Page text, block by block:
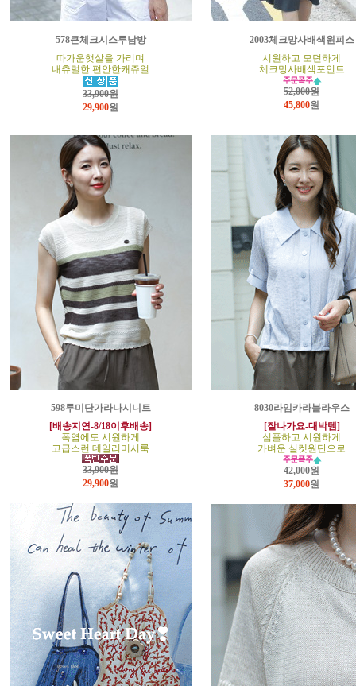
578큰체크시스루남방
따가운햇살을 가리며
내츄럴한 편안한캐쥬얼
33,900원
29,900원
2003체크망사배색원피스
시원하고 모던하게
체크망사배색포인트
52,000원
45,800원
598루미단가라나시니트
[배송지연-8/18이후배송]
폭염에도 시원하게
고급스런 데일리미시룩
33,900원
29,900원
8030라임카라블라우스
[잘나가요-대박템]
심플하고 시원하게
가벼운 실켓원단으로
42,000원
37,000원